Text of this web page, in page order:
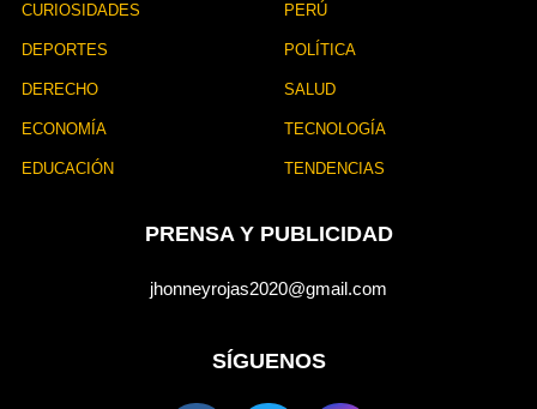
CURIOSIDADES
DEPORTES
DERECHO
ECONOMÍA
EDUCACIÓN
PERÚ
POLÍTICA
SALUD
TECNOLOGÍA
TENDENCIAS
PRENSA Y PUBLICIDAD
jhonneyrojas2020@gmail.com
SÍGUENOS